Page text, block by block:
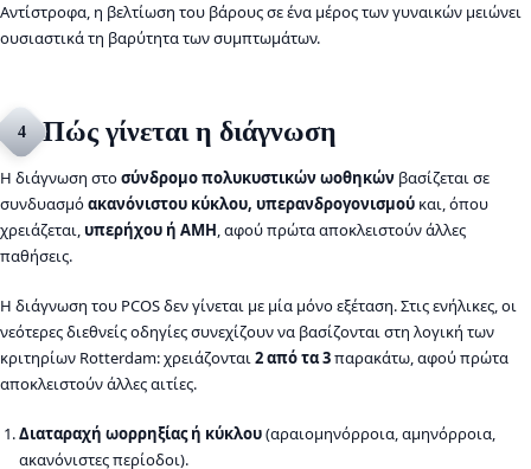
Αντίστροφα, η βελτίωση του βάρους σε ένα μέρος των γυναικών μειώνει
ουσιαστικά τη βαρύτητα των συμπτωμάτων.
4 Πώς γίνεται η διάγνωση
Η διάγνωση στοσύνδρομο πολυκυστικών ωοθηκών βασίζεται σε
συνδυασμόακανόνιστου κύκλου, υπερανδρογονισμού και, όπου
χρειάζεται, υπερήχου ή AMH, αφού πρώτα αποκλειστούν άλλες
παθήσεις.
Η διάγνωση του PCOS δεν γίνεται με μία μόνο εξέταση. Στις ενήλικες, οι
νεότερες διεθνείς οδηγίες συνεχίζουν να βασίζονται στη λογική των
κριτηρίων Rotterdam: χρειάζονται2 από τα 3παρακάτω, αφού πρώτα
αποκλειστούν άλλες αιτίες.
Διαταραχή ωορρηξίας ή κύκλου(αραιομηνόρροια, αμηνόρροια,
ακανόνιστες περίοδοι).